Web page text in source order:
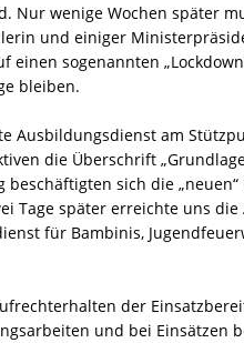
Nur wenige Wochen später
und einiger
einen sogenannten
bleiben.
Ausbildungsdienst am
die Überschrift
beschäftigten sich die
Tage später erreichte uns
für Bambinis,
der
und bei Einsätzen